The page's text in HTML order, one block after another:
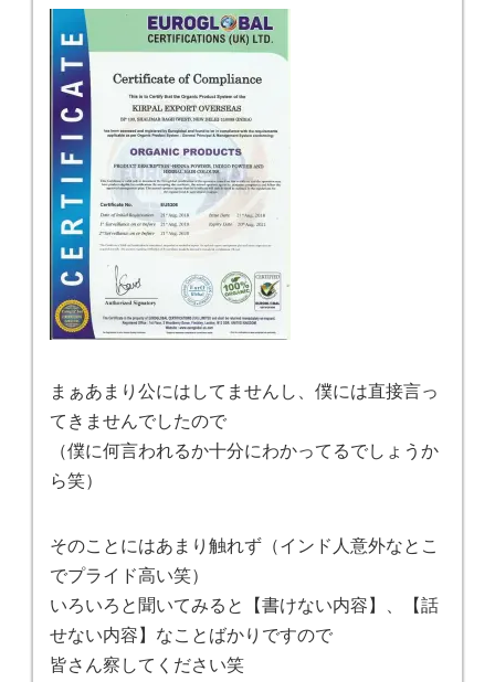
まぁあまり公にはしてませんし、僕には直接言っ
てきませんでしたので
（僕に何言われるか十分にわかってるでしょうか
ら笑）
そのことにはあまり触れず（インド人意外なとこ
でプライド高い笑）
いろいろと聞いてみると【書けない内容】、【話
せない内容】なことばかりですので
皆さん察してください笑